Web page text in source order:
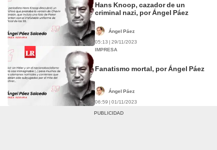
Hans Knoop, cazador de un
criminal nazi, por Ángel Páez
Ángel Páez
05:13 | 29/11/2023
IMPRESA
Fanatismo mortal, por Ángel Páez
Ángel Páez
06:59 | 01/11/2023